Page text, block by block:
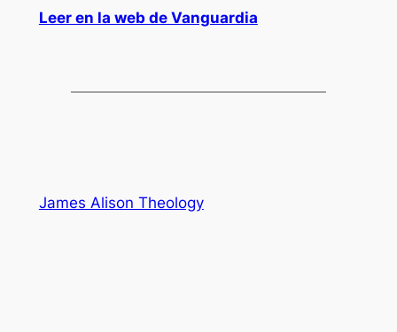
Leer en la web de Vanguardia
James Alison Theology